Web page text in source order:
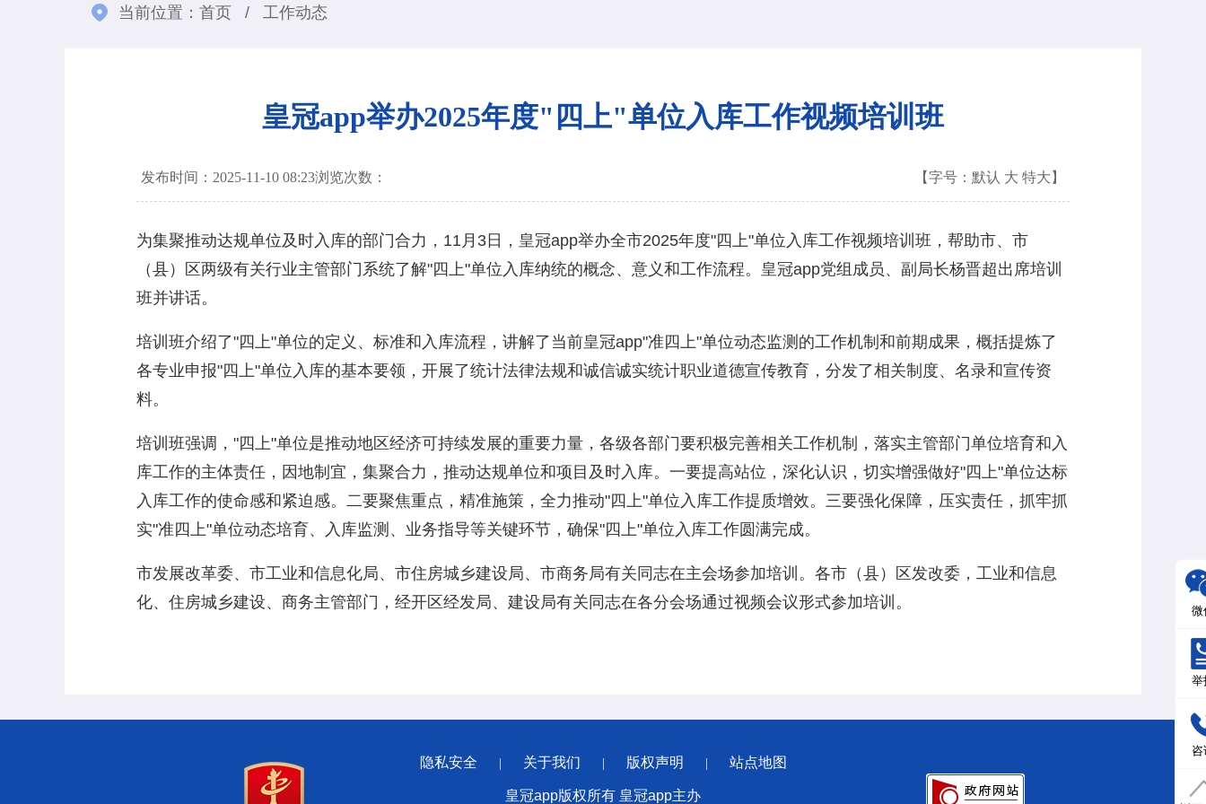
当前位置： 首页 / 工作动态
皇冠app举办2025年度"四上"单位入库工作视频培训班
发布时间：2025-11-10 08:23浏览次数： 【字号： 默认 大 特大 】
为集聚推动达规单位及时入库的部门合力，11月3日，皇冠app举办全市2025年度"四上"单位入库工作视频培训班，帮助市、市
（县）区两级有关行业主管部门系统了解"四上"单位入库纳统的概念、意义和工作流程。皇冠app党组成员、副局长杨晋超出席培训
班并讲话。
培训班介绍了"四上"单位的定义、标准和入库流程，讲解了当前皇冠app"准四上"单位动态监测的工作机制和前期成果，概括提炼了
各专业申报"四上"单位入库的基本要领，开展了统计法律法规和诚信诚实统计职业道德宣传教育，分发了相关制度、名录和宣传资
料。
培训班强调，"四上"单位是推动地区经济可持续发展的重要力量，各级各部门要积极完善相关工作机制，落实主管部门单位培育和入
库工作的主体责任，因地制宜，集聚合力，推动达规单位和项目及时入库。一要提高站位，深化认识，切实增强做好"四上"单位达标
入库工作的使命感和紧迫感。二要聚焦重点，精准施策，全力推动"四上"单位入库工作提质增效。三要强化保障，压实责任，抓牢抓
实"准四上"单位动态培育、入库监测、业务指导等关键环节，确保"四上"单位入库工作圆满完成。
市发展改革委、市工业和信息化局、市住房城乡建设局、市商务局有关同志在主会场参加培训。各市（县）区发改委，工业和信息
化、住房城乡建设、商务主管部门，经开区经发局、建设局有关同志在各分会场通过视频会议形式参加培训。
隐私安全 关于我们 版权声明 站点地图
皇冠app版权所有 皇冠app主办
微
举
咨